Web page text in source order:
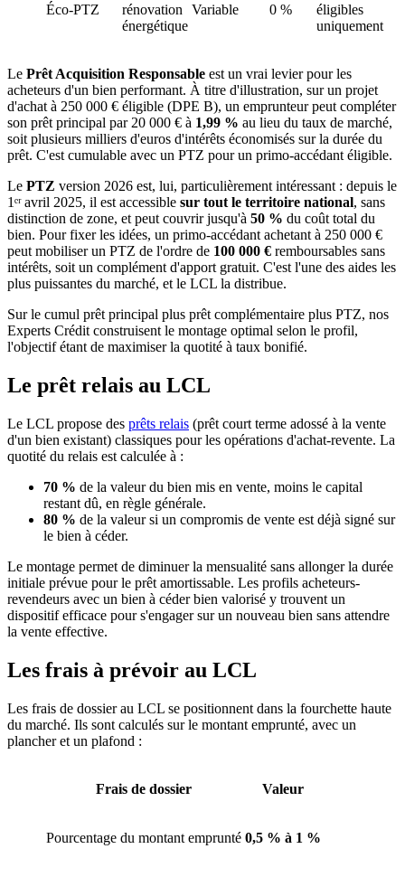
Éco-PTZ
rénovation
énergétique
Variable 0 %
éligibles
uniquement
Le Prêt Acquisition Responsable est un vrai levier pour les
acheteurs d'un bien performant. À titre d'illustration, sur un projet
d'achat à 250 000 € éligible (DPE B), un emprunteur peut compléter
son prêt principal par 20 000 € à 1,99 % au lieu du taux de marché,
soit plusieurs milliers d'euros d'intérêts économisés sur la durée du
prêt. C'est cumulable avec un PTZ pour un primo-accédant éligible.
Le PTZ version 2026 est, lui, particulièrement intéressant : depuis le
1ᵉʳ avril 2025, il est accessible sur tout le territoire national, sans
distinction de zone, et peut couvrir jusqu'à 50 % du coût total du
bien. Pour fixer les idées, un primo-accédant achetant à 250 000 €
peut mobiliser un PTZ de l'ordre de 100 000 € remboursables sans
intérêts, soit un complément d'apport gratuit. C'est l'une des aides les
plus puissantes du marché, et le LCL la distribue.
Sur le cumul prêt principal plus prêt complémentaire plus PTZ, nos
Experts Crédit construisent le montage optimal selon le profil,
l'objectif étant de maximiser la quotité à taux bonifié.
Le prêt relais au LCL
Le LCL propose des prêts relais (prêt court terme adossé à la vente
d'un bien existant) classiques pour les opérations d'achat-revente. La
quotité du relais est calculée à :
70 % de la valeur du bien mis en vente, moins le capital
restant dû, en règle générale.
80 % de la valeur si un compromis de vente est déjà signé sur
le bien à céder.
Le montage permet de diminuer la mensualité sans allonger la durée
initiale prévue pour le prêt amortissable. Les profils acheteurs-
revendeurs avec un bien à céder bien valorisé y trouvent un
dispositif efficace pour s'engager sur un nouveau bien sans attendre
la vente effective.
Les frais à prévoir au LCL
Les frais de dossier au LCL se positionnent dans la fourchette haute
du marché. Ils sont calculés sur le montant emprunté, avec un
plancher et un plafond :
Frais de dossier Valeur
Pourcentage du montant emprunté 0,5 % à 1 %